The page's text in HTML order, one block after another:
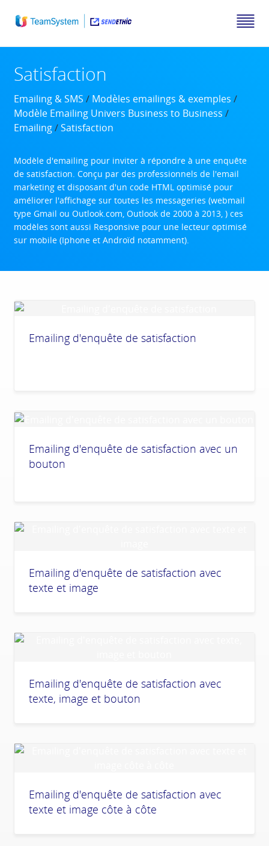
Satisfaction
Emailing & SMS / Modèles emailings & exemples /
Modèle Emailing Univers Business to Business /
Emailing/Satisfaction
Modèle d'emailing pour inviter à répondre à une enquête
de satisfaction. Conçu par des professionnels de l'email
marketing et disposant d'un code HTML optimisé pour
améliorer l'affichage sur toutes les messageries (webmail
type Gmail ou Outlook.com, Outlook de 2000 à 2013, ) ces
modèles sont aussi Responsive pour une lecteur optimisé
sur mobile (Iphone et Androïd notamment).
Emailing d'enquête de satisfaction
Emailing d'enquête de satisfaction avec un
bouton
Emailing d'enquête de satisfaction avec
texte et image
Emailing d'enquête de satisfaction avec
texte, image et bouton
Emailing d'enquête de satisfaction avec
texte et image côte à côte